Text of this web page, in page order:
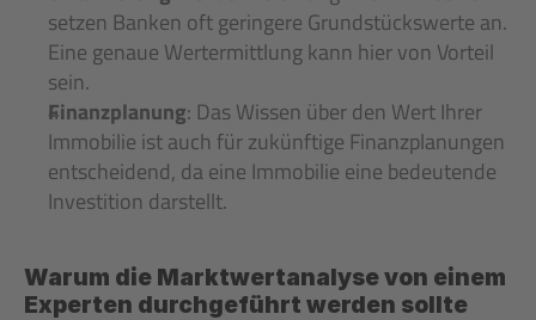
setzen Banken oft geringere Grundstückswerte an.
Eine genaue Wertermittlung kann hier von Vorteil
sein.
Finanzplanung: Das Wissen über den Wert Ihrer
Immobilie ist auch für zukünftige Finanzplanungen
entscheidend, da eine Immobilie eine bedeutende
Investition darstellt.
Warum die Marktwertanalyse von einem
Experten durchgeführt werden sollte